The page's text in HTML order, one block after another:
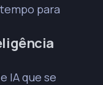
para
IA que se